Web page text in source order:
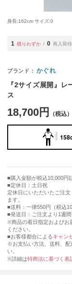
身長:162cm サイズ:0
1 残りわずか 0 再入荷
かぐれ
『2サイズ展開』
ス
18,700円
購入金額が税込10,000円
定休日：土日祝
定休日にいただいたご注
ます。
■送料：一律550円（税込
■発送日：ご注文より1週
※商品の着日指定およびお
ください。
■お客様都合によるキャン
※お支払い方法、送料、配
い。
※詳細は特商法に基づく表